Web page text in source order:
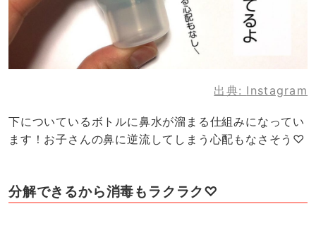
出典: Instagram
下についているボトルに鼻水が溜まる仕組みになってい
ます！お子さんの鼻に逆流してしまう心配もなさそう♡
分解できるから消毒もラクラク♡